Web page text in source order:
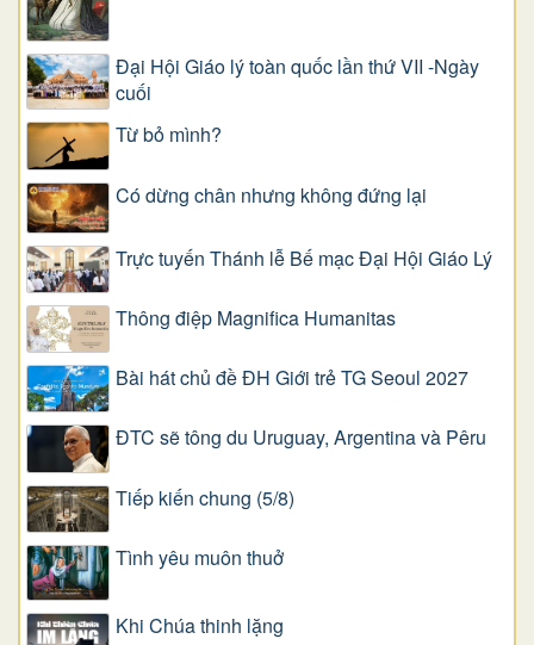
Đại Hội Giáo lý toàn quốc lần thứ VII -Ngày
cuối
Từ bỏ mình?
Có dừng chân nhưng không đứng lại
Trực tuyến Thánh lễ Bế mạc Đại Hội Giáo Lý
Thông điệp Magnifica Humanitas
Bài hát chủ đề ĐH Giới trẻ TG Seoul 2027
ĐTC sẽ tông du Uruguay, Argentina và Pêru
Tiếp kiến chung (5/8)
Tình yêu muôn thuở
Khi Chúa thinh lặng